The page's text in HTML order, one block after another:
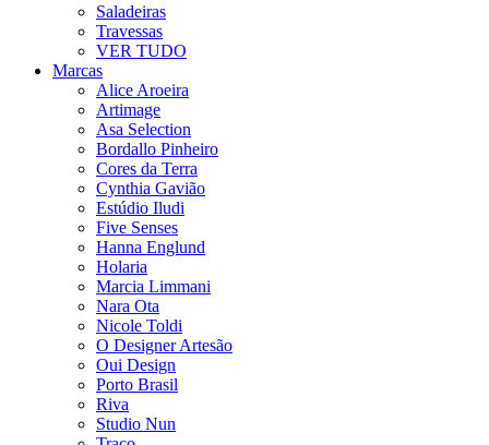
Saladeiras
Travessas
VER TUDO
Marcas
Alice Aroeira
Artimage
Asa Selection
Bordallo Pinheiro
Cores da Terra
Cynthia Gavião
Estúdio Iludi
Five Senses
Hanna Englund
Holaria
Marcia Limmani
Nara Ota
Nicole Toldi
O Designer Artesão
Oui Design
Porto Brasil
Riva
Studio Nun